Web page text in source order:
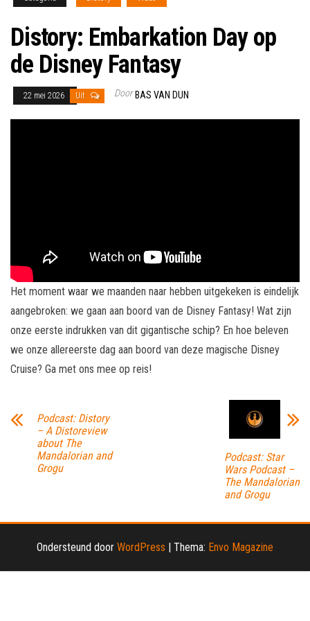
Distory: Embarkation Day op
de Disney Fantasy
22 mei 2026 Uit Door BAS VAN DUN
Het moment waar we maanden naar hebben uitgekeken is eindelijk
aangebroken: we gaan aan boord van de Disney Fantasy! Wat zijn
onze eerste indrukken van dit gigantische schip? En hoe beleven
we onze allereerste dag aan boord van deze magische Disney
Cruise? Ga met ons mee op reis!
Podcast: Distory
– A Distoreview
about The
Mandalorian and
Grogu
Podcast: Star
Wars Podcast –
The Mandalorian
and Grogu
Ondersteund door WordPress | Thema: Envo Magazine